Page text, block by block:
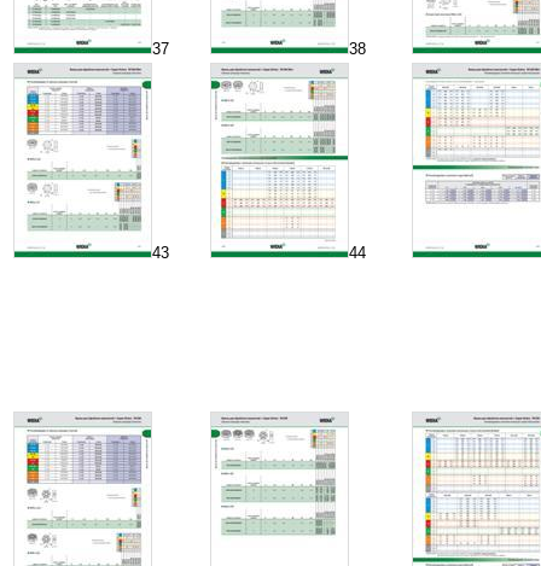
37 38
43 44